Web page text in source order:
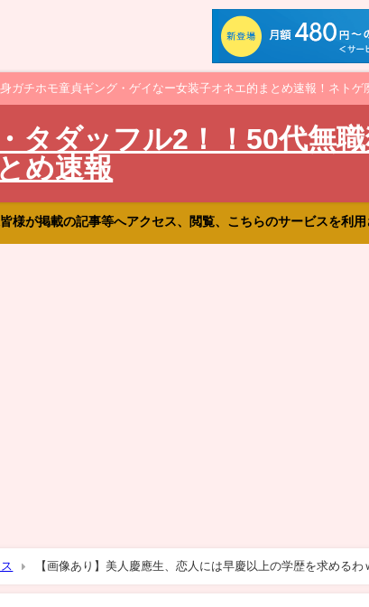
ガチホモ童貞ギング・ゲイなー女装子オネエ的まとめ速報！ネト
タダッフル2！！50代無
め速報
様が掲載の記事等へアクセス、閲覧、こちらのサービスを利
【画像あり】美人慶應生、恋人には早慶以上の学歴を求める